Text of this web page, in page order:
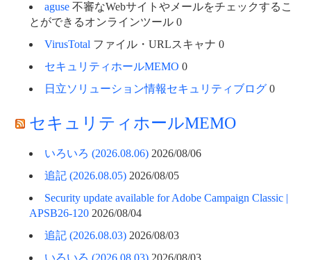
aguse 不審なWebサイトやメールをチェックするこ
とができるオンラインツール 0
VirusTotal ファイル・URLスキャナ 0
セキュリティホールMEMO 0
日立ソリューション情報セキュリティブログ 0
セキュリティホールMEMO
いろいろ (2026.08.06) 2026/08/06
追記 (2026.08.05) 2026/08/05
Security update available for Adobe Campaign Classic |
APSB26-120 2026/08/04
追記 (2026.08.03) 2026/08/03